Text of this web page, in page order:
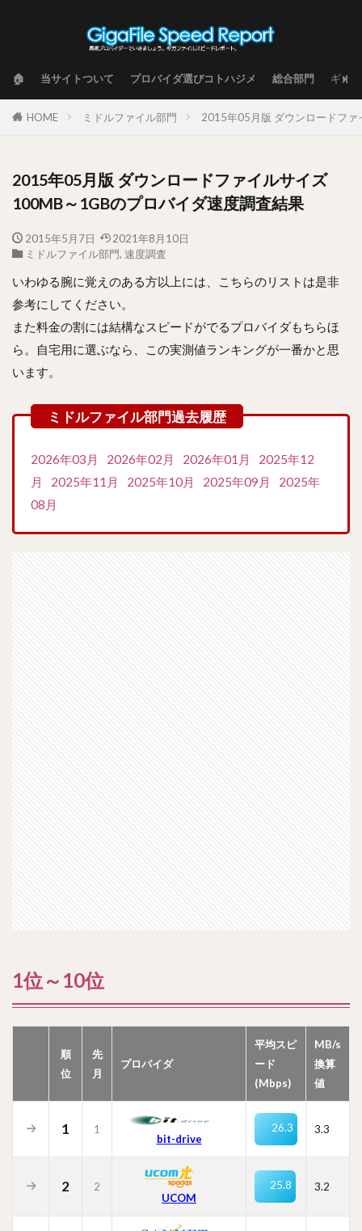
🏠 当サイトついて プロバイダ選びコトハジメ 総合部門 ギガ
HOME ミドルファイル部門 2015年05月版 ダウンロードフ
2015年05月版 ダウンロードファイルサイズ
100MB～1GBのプロバイダ速度調査結果
2015年5月7日
2021年8月10日
ミドルファイル部門, 速度調査
いわゆる腕に覚えのある方以上には、こちらのリストは是非
参考にしてください。
また料金の割には結構なスピードがでるプロバイダもちらほ
ら。自宅用に選ぶなら、この実測値ランキングが一番かと思
います。
2026年03月 2026年02月 2026年01月
2025年12
月
2025年11月 2025年10月 2025年09月
2025年
08月
1位～10位
順
位
先
月
プロバイダ
平均スピ
ード
(Mbps)
MB/s
換算
値
1 1
bit-drive
26.3 3.3
2
2
UCOM
25.8 3.2